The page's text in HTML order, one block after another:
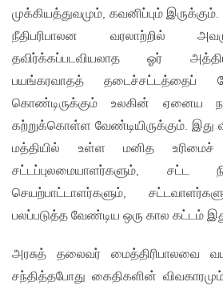
முக்கியத்துவமும், கவனிப்பும்
நீதிபரிபாலன வரலாற்றில்
தவிர்க்கப்படவியலாத ஓர்
பயங்கரவாதத் தடைச்சட்டத்தைப்
கொண்டிருக்கும் உலகின் ஏனைய
கற்றுக்கொள்ள வேண்டியிருக்கும். இது
மத்தியில் உள்ள மனித உரிமைச்
சட்டப்புலமையாளர்களும், சட்ட
செயற்பாட்டாளர்களும்,
பலப்படுத்த வேண்டிய ஒரு கால கட்டம்
அரசுத் தலைவர் மைத்திரிபாலவை
சந்தித்தபோது கைதிகளின்